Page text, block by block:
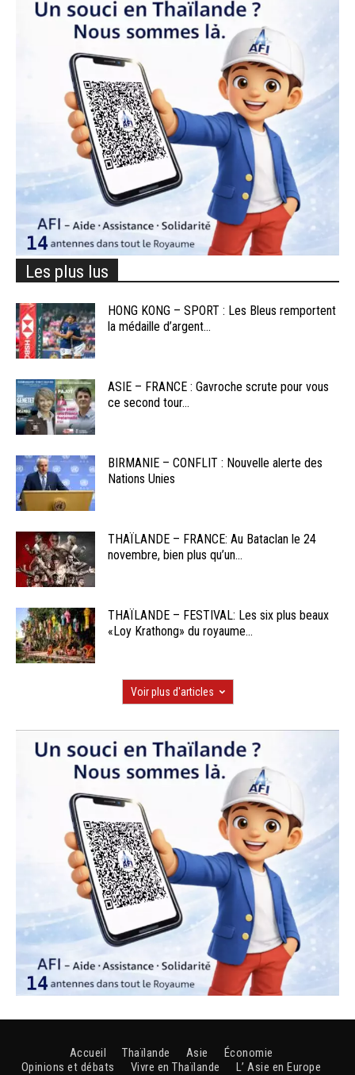
Les plus lus
HONG KONG – SPORT : Les Bleus remportent
la médaille d’argent...
ASIE – FRANCE : Gavroche scrute pour vous
ce second tour...
BIRMANIE – CONFLIT : Nouvelle alerte des
Nations Unies
THAÏLANDE – FRANCE: Au Bataclan le 24
novembre, bien plus qu’un...
THAÏLANDE – FESTIVAL: Les six plus beaux
«Loy Krathong» du royaume...
Voir plus d'articles
Accueil Thaïlande Asie
Économie
Opinions et débats
Vivre en Thaïlande
L’ Asie en Europe